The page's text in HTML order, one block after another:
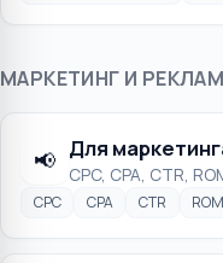
МАРКЕТИНГ И
📢 Для
CPC, CPA, CTR,
CPC CPA CTR